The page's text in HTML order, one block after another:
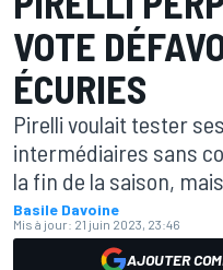
VOTE
ÉCURIES
Pirelli voulait tester
intermédiaires sans
la fin de la saison,
Basile Davoine
Mis à jour: 21 juin 2023, 23:46
AJOUTER